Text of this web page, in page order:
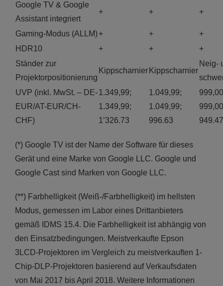
Google TV & Google
Assistant integriert
+ + +
Gaming-Modus (ALLM)+ +
+
HDR10
+ +
+
Ständer zur
Projektorpositionierung
Kippscharnier Kippscharnier
Neig-
UVP (inkl. MwSt. – DE-
EUR/AT-EUR/CH-
CHF)
1.349,99;
1.349,99;
1’326.73
1.049,99;
1.049,99;
996.63
949.47
(*) Google TV ist der Name der Software für dieses
Gerät und eine Marke von Google LLC. Google und
Google Cast sind Marken von Google LLC.
(**) Farbhelligkeit (Weiß-/Farbhelligkeit) im hellsten
Modus, gemessen im Labor eines Drittanbieters
gemäß IDMS 15.4. Die Farbhelligkeit ist abhängig von
den Einsatzbedingungen. Meistverkaufte Epson
3LCD-Projektoren im Vergleich zu meistverkauften 1-
Chip-DLP-Projektoren basierend auf Verkaufsdaten
von Mai 2017 bis April 2018. Weitere Informationen